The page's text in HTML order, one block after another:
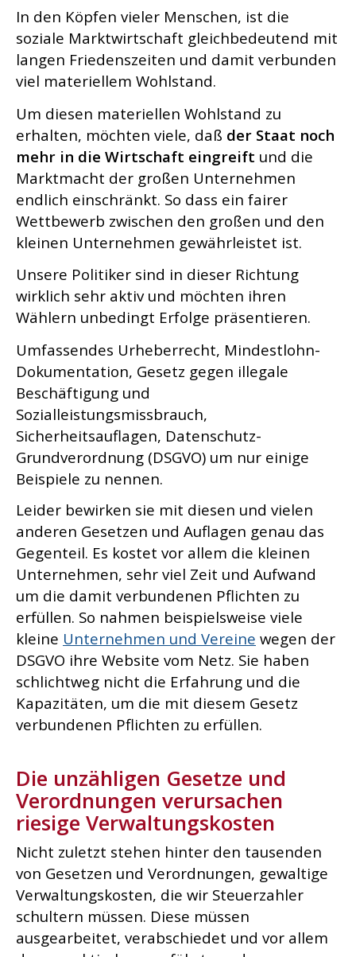
In den Köpfen vieler Menschen, ist die
soziale Marktwirtschaft gleichbedeutend mit
langen Friedenszeiten und damit verbunden
viel materiellem Wohlstand.
Um diesen materiellen Wohlstand zu
erhalten, möchten viele, daß der Staat noch
mehr in die Wirtschaft eingreift und die
Marktmacht der großen Unternehmen
endlich einschränkt. So dass ein fairer
Wettbewerb zwischen den großen und den
kleinen Unternehmen gewährleistet ist.
Unsere Politiker sind in dieser Richtung
wirklich sehr aktiv und möchten ihren
Wählern unbedingt Erfolge präsentieren.
Umfassendes Urheberrecht, Mindestlohn-
Dokumentation, Gesetz gegen illegale
Beschäftigung und
Sozialleistungsmissbrauch,
Sicherheitsauflagen, Datenschutz-
Grundverordnung (DSGVO) um nur einige
Beispiele zu nennen.
Leider bewirken sie mit diesen und vielen
anderen Gesetzen und Auflagen genau das
Gegenteil. Es kostet vor allem die kleinen
Unternehmen, sehr viel Zeit und Aufwand
um die damit verbundenen Pflichten zu
erfüllen. So nahmen beispielsweise viele
kleine Unternehmen und Vereine wegen der
DSGVO ihre Website vom Netz. Sie haben
schlichtweg nicht die Erfahrung und die
Kapazitäten, um die mit diesem Gesetz
verbundenen Pflichten zu erfüllen.
Die unzähligen Gesetze und
Verordnungen verursachen
riesige Verwaltungskosten
Nicht zuletzt stehen hinter den tausenden
von Gesetzen und Verordnungen, gewaltige
Verwaltungskosten, die wir Steuerzahler
schultern müssen. Diese müssen
ausgearbeitet, verabschiedet und vor allem